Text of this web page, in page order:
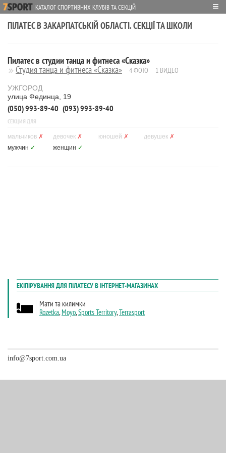
КАТАЛОГ СПОРТИВНИХ КЛУБІВ ТА СЕКЦІЙ ≡
ПІЛАТЕС В ЗАКАРПАТСЬКІЙ ОБЛАСТІ. СЕКЦІЇ ТА ШКОЛИ
Пилатес в студии танца и фитнеса «Сказка»
Студия танца и фитнеса «Сказка» 4 ФОТО 1 ВИДЕО
УЖГОРОД
улица Фединца, 19
(050) 993-89-40 (093) 993-89-40
СЕКЦИЯ ДЛЯ
мальчиков ✗ девочек ✗ юношей ✗ девушек ✗
мужчин ✓ женщин ✓
info@7sport.com.ua